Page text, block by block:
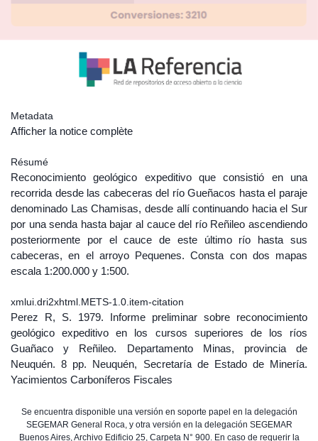
Metadata
Afficher la notice complète
Résumé
Reconocimiento geológico expeditivo que consistió en una
recorrida desde las cabeceras del río Gueñacos hasta el paraje
denominado Las Chamisas, desde allí continuando hacia el Sur
por una senda hasta bajar al cauce del río Reñileo ascendiendo
posteriormente por el cauce de este último río hasta sus
cabeceras, en el arroyo Pequenes. Consta con dos mapas
escala 1:200.000 y 1:500.
xmlui.dri2xhtml.METS-1.0.item-citation
Perez R, S. 1979. Informe preliminar sobre reconocimiento
geológico expeditivo en los cursos superiores de los ríos
Guañaco y Reñileo. Departamento Minas, provincia de
Neuquén. 8 pp. Neuquén, Secretaría de Estado de Minería.
Yacimientos Carboníferos Fiscales
Se encuentra disponible una versión en soporte papel en la delegación
SEGEMAR General Roca, y otra versión en la delegación SEGEMAR
Buenos Aires, Archivo Edificio 25, Carpeta N° 900. En caso de requerir la